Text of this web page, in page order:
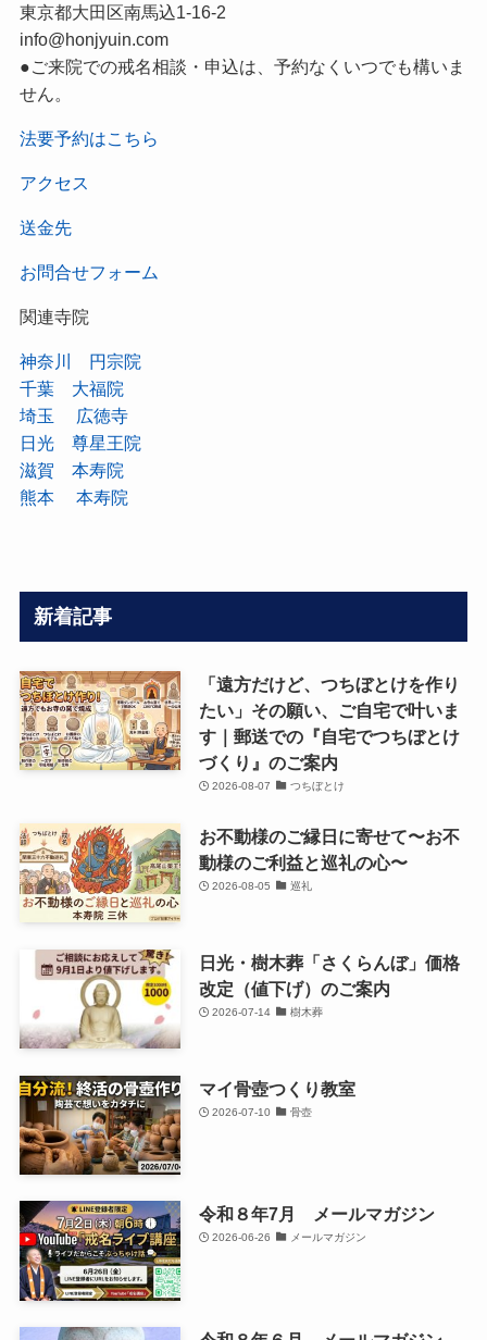
東京都大田区南馬込1-16-2
info@honjyuin.com
●ご来院での戒名相談・申込は、予約なくいつでも構いま
せん。
法要予約はこちら
アクセス
送金先
お問合せフォーム
関連寺院
神奈川 円宗院
千葉 大福院
埼玉 広徳寺
日光 尊星王院
滋賀 本寿院
熊本 本寿院
新着記事
「遠方だけど、つちぼとけを作り
たい」その願い、ご自宅で叶いま
す｜郵送での『自宅でつちぼとけ
づくり』のご案内
2026-08-07 つちぼとけ
お不動様のご縁日に寄せて〜お不
動様のご利益と巡礼の心〜
2026-08-05 巡礼
日光・樹木葬「さくらんぼ」価格
改定（値下げ）のご案内
2026-07-14 樹木葬
マイ骨壺つくり教室
2026-07-10 骨壺
令和８年7月 メールマガジン
2026-06-26 メールマガジン